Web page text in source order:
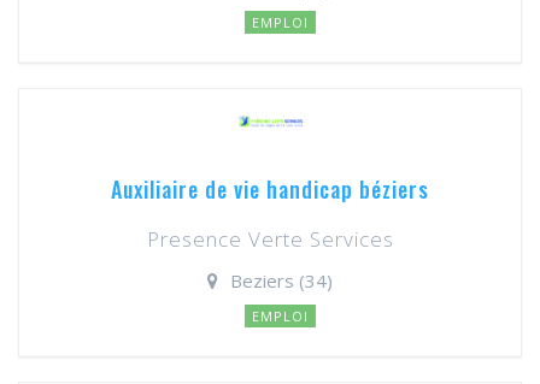
EMPLOI
Auxiliaire de vie handicap béziers
Presence Verte Services
Beziers (34)
EMPLOI